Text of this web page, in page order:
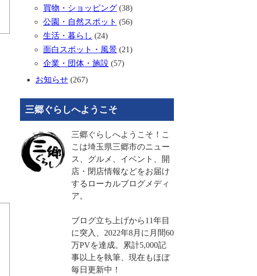
買物・ショッピング (38)
公園・自然スポット (56)
生活・暮らし (24)
面白スポット・風景 (21)
企業・団体・施設 (57)
お知らせ (267)
三郷ぐらしへようこそ
三郷ぐらしへようこそ！こ
こは埼玉県三郷市のニュー
ス、グルメ、イベント、開
店・閉店情報などをお届け
するローカルブログメディ
ア。
ブログ立ち上げから11年目
に突入、2022年8月に月間60
万PVを達成。累計5,000記
事以上を執筆、現在もほぼ
毎日更新中！